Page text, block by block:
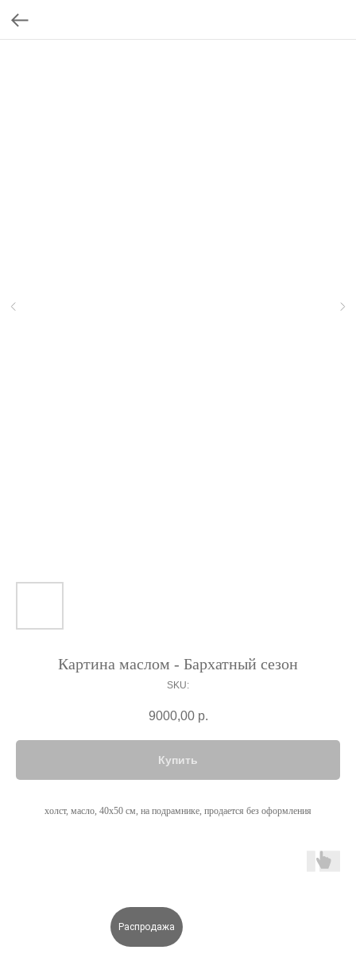
Картина маслом - Бархатный сезон
SKU:
9000,00 р.
Купить
холст, масло, 40х50 см, на подрамнике, продается без оформления
Распродажа